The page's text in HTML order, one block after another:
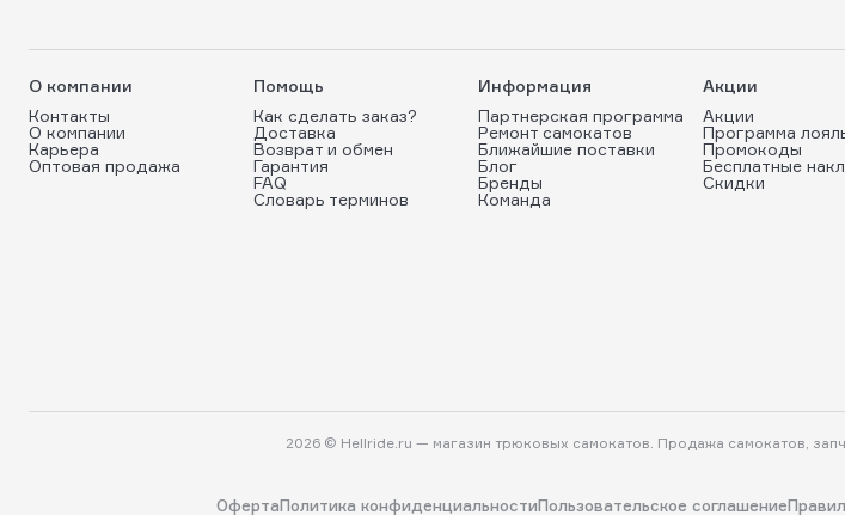
О компании
Контакты
О компании
Карьера
Оптовая продажа
Помощь
Как сделать заказ?
Доставка
Возврат и обмен
Гарантия
FAQ
Словарь терминов
Информация
Партнерская программа
Ремонт самокатов
Ближайшие поставки
Блог
Бренды
Команда
Акции
Акции
Программа
Промокоды
Бесплатные
Скидки
2026 © Hellride.ru — магазин трюковых самокатов. Продажа самокатов,
ОфертаПолитика конфиденциальностиПользовательское соглашение